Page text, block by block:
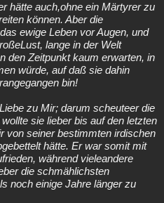
hätte auch,ohne ein Märtyrer zu
können. Aber die
ewige Leben vor Augen, und
lange in der Welt
den Zeitpunkt kaum erwarten, in
würde, auf daß sie dahin
bin!
zu Mir; darum scheuteer die
sie lieber bis auf den letzten
von seiner bestimmten irdischen
hätte. Er war somit mit
während vieleandere
die schmählichsten
noch einige Jahre länger zu